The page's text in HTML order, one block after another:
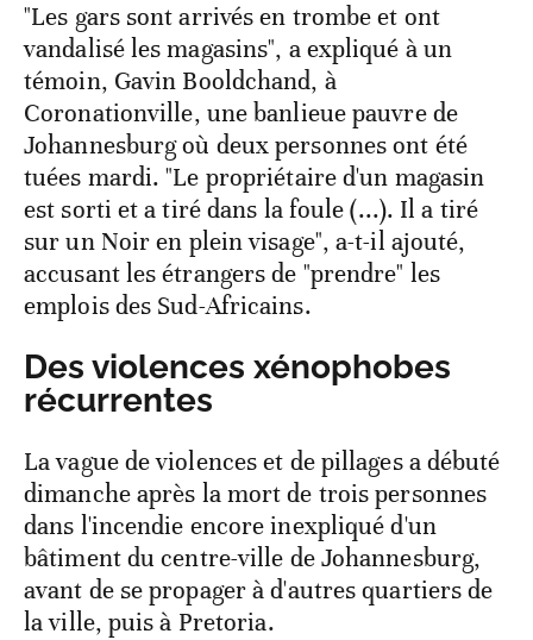
"Les gars sont arrivés en trombe et ont
vandalisé les magasins", a expliqué à un
témoin, Gavin Booldchand, à
Coronationville, une banlieue pauvre de
Johannesburg où deux personnes ont été
tuées mardi. "Le propriétaire d'un magasin
est sorti et a tiré dans la foule (...). Il a tiré
sur un Noir en plein visage", a-t-il ajouté,
accusant les étrangers de "prendre" les
emplois des Sud-Africains.
Des violences xénophobes
récurrentes
La vague de violences et de pillages a débuté
dimanche après la mort de trois personnes
dans l'incendie encore inexpliqué d'un
bâtiment du centre-ville de Johannesburg,
avant de se propager à d'autres quartiers de
la ville, puis à Pretoria.